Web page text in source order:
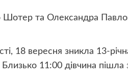
Шотер та Олександра
18 вересня зникла 13-
11:00 дівчина пішла